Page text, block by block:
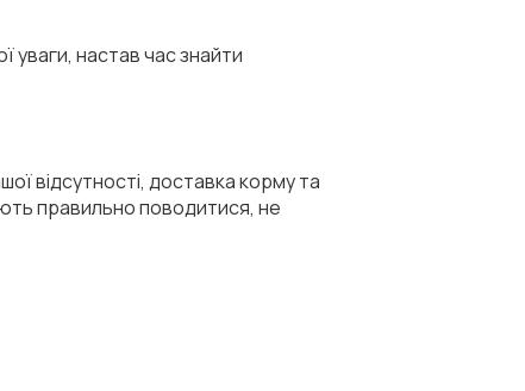
настав час знайти
відсутності, доставка корму та
правильно поводитися, не